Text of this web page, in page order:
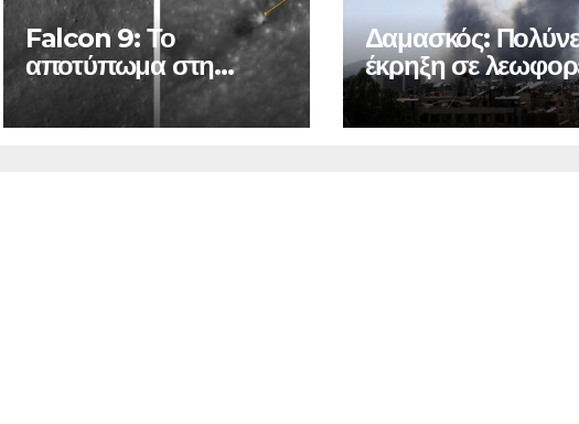
Falcon 9: Το
αποτύπωμα στη
Σελήνη
Δαμασκός:
έκρηξη σε